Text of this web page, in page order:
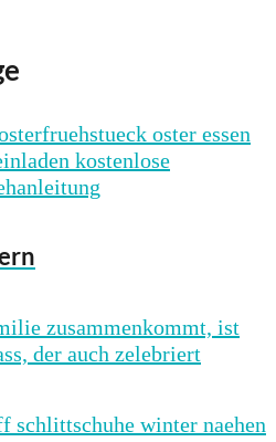
zusammenkommt, ist
der auch zelebriert